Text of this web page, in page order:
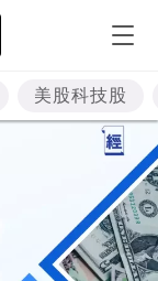
美股科技股